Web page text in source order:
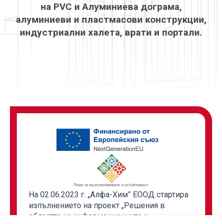
на PVC и Алуминиева дограма,
алуминиеви и пластмасови конструкции,
индустриални халета, врати и портали.
На 02.06.2023 г. „Алфа-Хим” ЕООД стартира
изпълнението на проект „Решения в
областта на информационните и